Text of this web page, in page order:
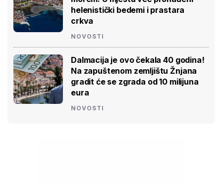
helenistički bedemi i prastara
crkva
NOVOSTI
Dalmacija je ovo čekala 40 godina!
Na zapuštenom zemljištu Žnjana
gradit će se zgrada od 10 milijuna
eura
NOVOSTI